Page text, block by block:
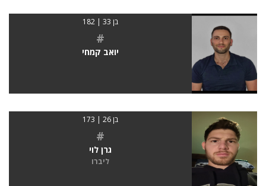
בן 33 | 182
#
יואב קמחי
בן 26 | 173
#
גרן לוי
ליברו